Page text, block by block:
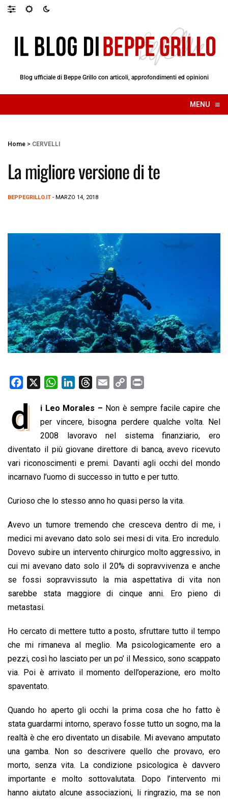
Blog ufficiale di Beppe Grillo con articoli, approfondimenti ed opinioni
MENU ≡
☰
Home > CERVELLI
La migliore versione di te
BEPPEGRILLO.IT - MARZO 14, 2018
e
o
o
k
W
a
t
s
A
p
p
n
k
e
d
I
n
r
e
a
d
s
a
i
l
p
y
L
i
n
k
i
n
t
d i Leo Morales – Non è sempre facile capire che
per vincere, bisogna perdere qualche volta. Nel
2008 lavoravo nel sistema finanziario, ero
diventato il più giovane direttore di banca, avevo ricevuto
vari riconoscimenti e premi. Davanti agli occhi del mondo
incarnavo l’uomo di successo in tutto e per tutto.
Curioso che lo stesso anno ho quasi perso la vita.
Avevo un tumore tremendo che cresceva dentro di me, i
medici mi avevano dato solo sei mesi di vita. Ero incredulo.
Dovevo subire un intervento chirurgico molto aggressivo, in
cui mi avevano dato solo il 20% di sopravvivenza e anche
se fossi sopravvissuto la mia aspettativa di vita non
sarebbe stata maggiore di cinque anni. Ero pieno di
metastasi.
Ho cercato di mettere tutto a posto, sfruttare tutto il tempo
che mi rimaneva al meglio. Ma psicologicamente ero a
pezzi, così ho lasciato per un po’ il Messico, sono scappato
via. Poi è arrivato il momento dell’operazione, ero molto
spaventato.
Quando ho aperto gli occhi la prima cosa che ho fatto è
stata guardarmi intorno, speravo fosse tutto un sogno, ma la
realtà è che ero diventato un disabile. Mi avevano amputato
una gamba. Non so descrivere quello che provavo, ero
morto, senza vita. La condizione psicologica è davvero
importante e molto sottovalutata. Dopo l’intervento mi
hanno aiutato alcune associazioni, li ringrazio, ma se non